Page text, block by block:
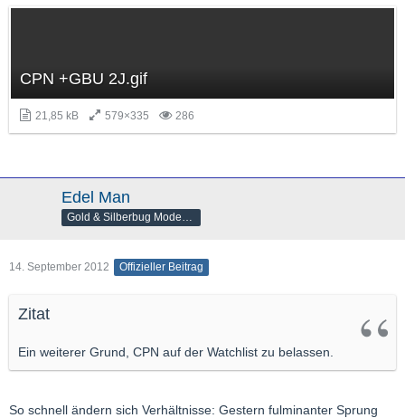
CPN +GBU 2J.gif
21,85 kB 579×335 286
Edel Man
Gold & Silberbug Moderator
14. September 2012 Offizieller Beitrag
Zitat
Ein weiterer Grund, CPN auf der Watchlist zu belassen.
So schnell ändern sich Verhältnisse: Gestern fulminanter Sprung